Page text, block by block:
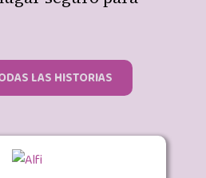
LAS HISTORIAS